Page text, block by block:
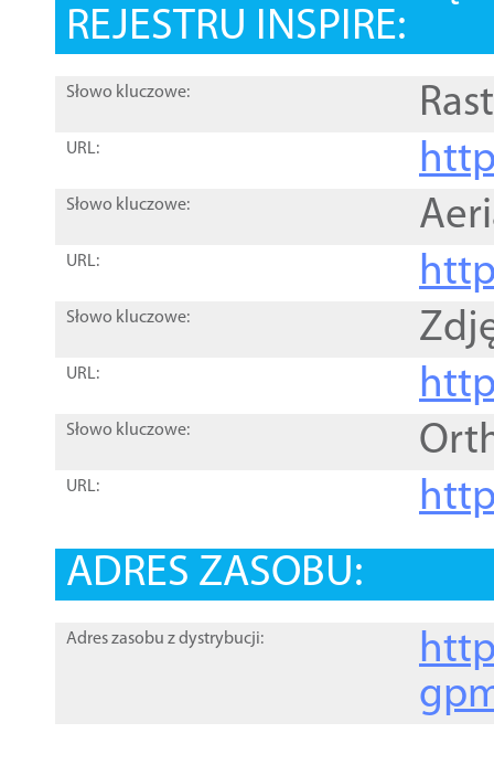
REJESTRU INSPIRE:
Słowo kluczowe:
URL:
Słowo kluczowe:
URL:
Słowo kluczowe:
URL:
Słowo kluczowe:
URL:
ADRES ZASOBU:
Adres zasobu z dystrybucji: